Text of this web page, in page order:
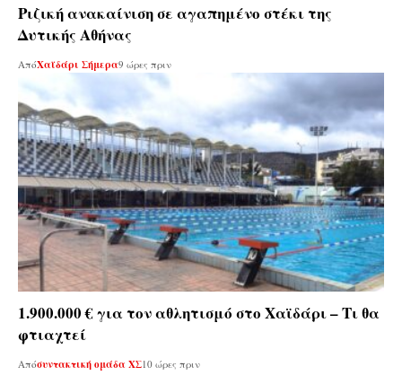
Ριζική ανακαίνιση σε αγαπημένο στέκι της
Δυτικής Αθήνας
ΑπόΧαϊδάρι Σήμερα9 ώρες πριν
1.900.000 € για τον αθλητισμό στο Χαϊδάρι – Τι θα
φτιαχτεί
Απόσυντακτική ομάδα ΧΣ10 ώρες πριν